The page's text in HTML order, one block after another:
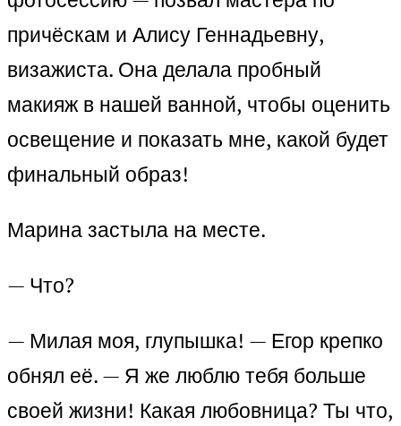
причёскам и Алису Геннадьевну,
визажиста. Она делала пробный
макияж в нашей ванной, чтобы оценить
освещение и показать мне, какой будет
финальный образ!
Марина застыла на месте.
— Что?
— Милая моя, глупышка! — Егор крепко
обнял её. — Я же люблю тебя больше
своей жизни! Какая любовница? Ты что,